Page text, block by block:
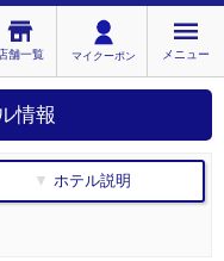
舗一覧 マイクーポン メニュー
情報
▼ ホテル説明